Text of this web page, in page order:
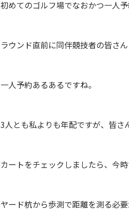
初めてのゴルフ場でなおかつ一人
ラウンド直前に同伴競技者の皆さ
一人予約あるあるですね。
3人とも私よりも年配ですが、皆さ
カートをチェックしましたら、今
ヤード杭から歩測で距離を測る必要